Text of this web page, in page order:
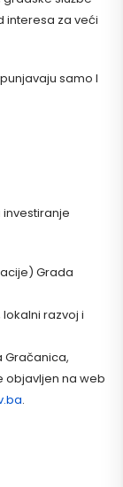
interesa za veći
samo I
Grada
razvoj i
Gračanica,
objavljen na web
.